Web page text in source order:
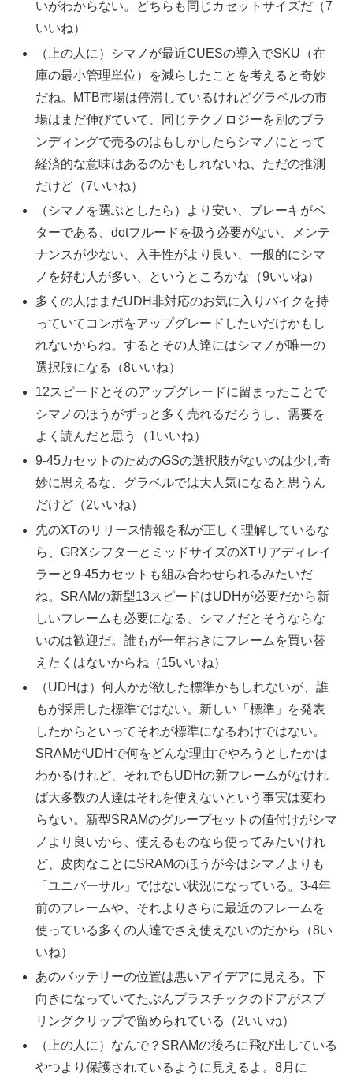
いがわからない。どちらも同じカセットサイズだ（7
いいね）
（上の人に）シマノが最近CUESの導入でSKU（在
庫の最小管理単位）を減らしたことを考えると奇妙
だね。MTB市場は停滞しているけれどグラベルの市
場はまだ伸びていて、同じテクノロジーを別のブラ
ンディングで売るのはもしかしたらシマノにとって
経済的な意味はあるのかもしれないね、ただの推測
だけど（7いいね）
（シマノを選ぶとしたら）より安い、ブレーキがベ
ターである、dotフルードを扱う必要がない、メンテ
ナンスが少ない、入手性がより良い、一般的にシマ
ノを好む人が多い、というところかな（9いいね）
多くの人はまだUDH非対応のお気に入りバイクを持
っていてコンポをアップグレードしたいだけかもし
れないからね。するとその人達にはシマノが唯一の
選択肢になる（8いいね）
12スピードとそのアップグレードに留まったことで
シマノのほうがずっと多く売れるだろうし、需要を
よく読んだと思う（1いいね）
9-45カセットのためのGSの選択肢がないのは少し奇
妙に思えるな、グラベルでは大人気になると思うん
だけど（2いいね）
先のXTのリリース情報を私が正しく理解しているな
ら、GRXシフターとミッドサイズのXTリアディレイ
ラーと9-45カセットも組み合わせられるみたいだ
ね。SRAMの新型13スピードはUDHが必要だから新
しいフレームも必要になる、シマノだとそうならな
いのは歓迎だ。誰もが一年おきにフレームを買い替
えたくはないからね（15いいね）
（UDHは）何人かが欲した標準かもしれないが、誰
もが採用した標準ではない。新しい「標準」を発表
したからといってそれが標準になるわけではない。
SRAMがUDHで何をどんな理由でやろうとしたかは
わかるけれど、それでもUDHの新フレームがなけれ
ば大多数の人達はそれを使えないという事実は変わ
らない。新型SRAMのグループセットの値付けがシマ
ノより良いから、使えるものなら使ってみたいけれ
ど、皮肉なことにSRAMのほうが今はシマノよりも
「ユニバーサル」ではない状況になっている。3-4年
前のフレームや、それよりさらに最近のフレームを
使っている多くの人達でさえ使えないのだから（8い
いね）
あのバッテリーの位置は悪いアイデアに見える。下
向きになっていてたぶんプラスチックのドアがスプ
リングクリップで留められている（2いいね）
（上の人に）なんで？SRAMの後ろに飛び出している
やつより保護されているように見えるよ。8月に